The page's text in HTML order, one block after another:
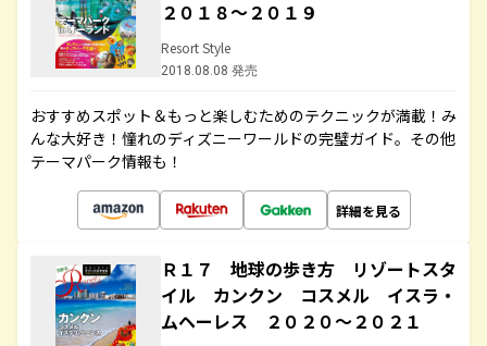
２０１８～２０１９
Resort Style
2018.08.08 発売
おすすめスポット＆もっと楽しむためのテクニックが満載！み
んな大好き！憧れのディズニーワールドの完璧ガイド。その他
テーマパーク情報も！
詳細を見る
Ｒ１７ 地球の歩き方 リゾートスタ
イル カンクン コスメル イスラ・
ムヘーレス ２０２０～２０２１